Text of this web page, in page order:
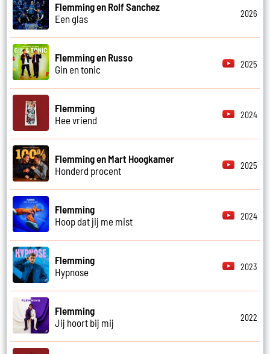
Flemming en Rolf Sanchez
Een glas
2026
Flemming en Russo
Gin en tonic
2025
Flemming
Hee vriend
2024
Flemming en Mart Hoogkamer
Honderd procent
2025
Flemming
Hoop dat jij me mist
2024
Flemming
Hypnose
2023
Flemming
Jij hoort bij mij
2022